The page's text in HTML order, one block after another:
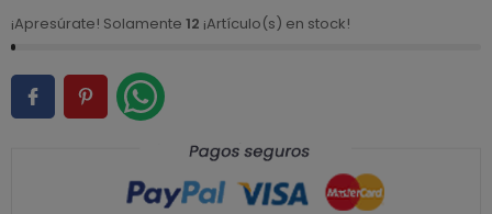
¡Apresúrate! Solamente 12 ¡Artículo(s) en stock!